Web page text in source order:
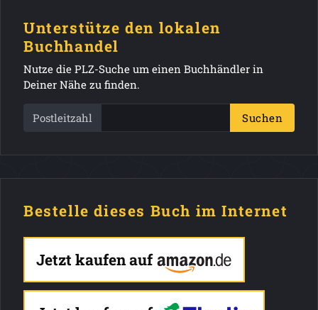
Unterstütze den lokalen
Buchhandel
Nutze die PLZ-Suche um einen Buchhändler in
Deiner Nähe zu finden.
Postleitzahl Suchen
Bestelle dieses Buch im Internet
Jetzt kaufen auf